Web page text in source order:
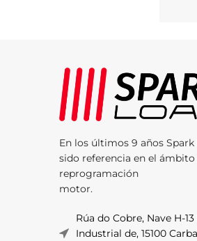
En los últimos 9 años Spark
sido referencia en el ámbito
reprogramación
motor.
Rúa do Cobre, Nave H-
Industrial de, 15100